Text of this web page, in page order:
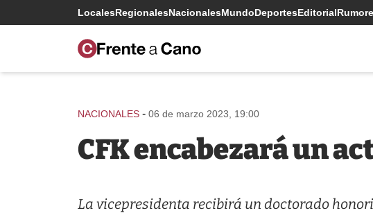
LocalesRegionalesNacionalesMundoDeportesEditorial
NACIONALES - 06 de marzo 2023, 19:00
CFK encabezará un
La vicepresidenta recibirá un doctorado